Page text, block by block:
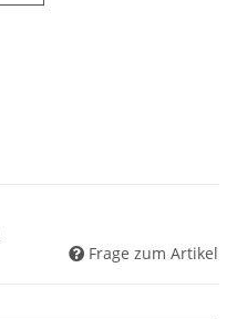
Frage zum Artikel